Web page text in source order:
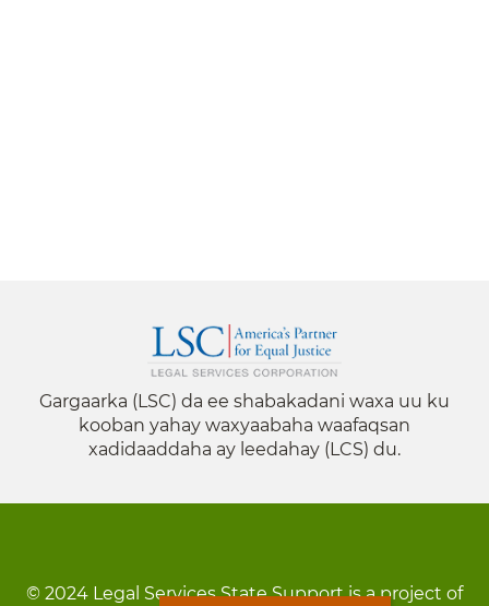
Gargaarka (LSC) da ee shabakadani waxa uu ku
kooban yahay waxyaabaha waafaqsan
xadidaaddaha ay leedahay (LCS) du.
© 2024 Legal Services State Support is a project of